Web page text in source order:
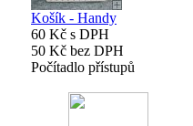
Košík - Handy
60 Kč s DPH
50 Kč bez DPH
Počítadlo přístupů